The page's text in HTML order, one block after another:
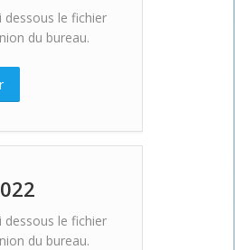
dessous le fichier
du bureau.
dessous le fichier
du bureau.